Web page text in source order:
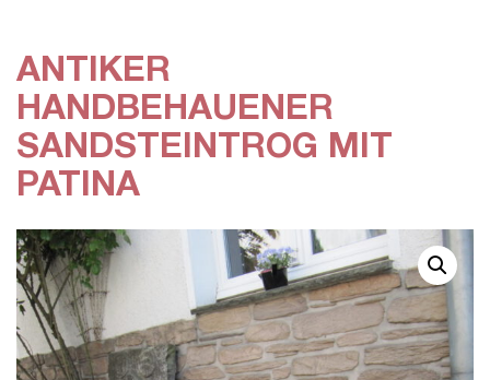
ANTIKER
HANDBEHAUENER
SANDSTEINTROG MIT
PATINA